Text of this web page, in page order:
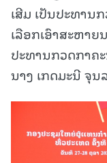
ເສີມ ເປັນປະທານ
ເລືອກເອົາສະຫາຍ
ປະທານກວດກາຄ
ນາງ ເກດມະນີ ຈຸ